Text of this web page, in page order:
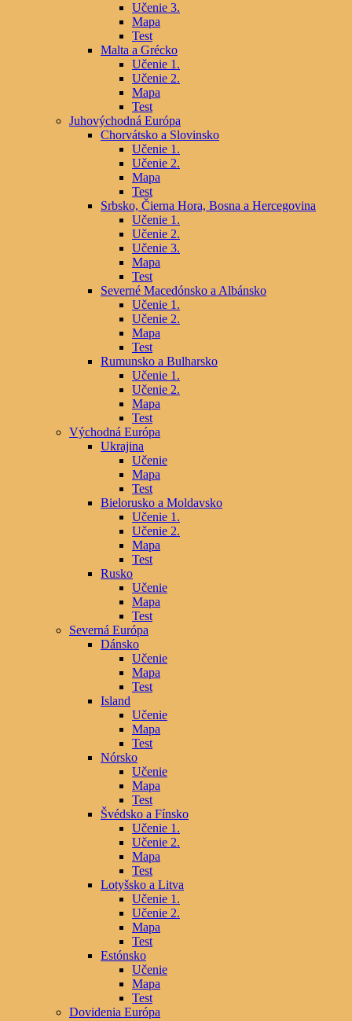
Učenie 3.
Mapa
Test
Malta a Grécko
Učenie 1.
Učenie 2.
Mapa
Test
Juhovýchodná Európa
Chorvátsko a Slovinsko
Učenie 1.
Učenie 2.
Mapa
Test
Srbsko, Čierna Hora, Bosna a Hercegovina
Učenie 1.
Učenie 2.
Učenie 3.
Mapa
Test
Severné Macedónsko a Albánsko
Učenie 1.
Učenie 2.
Mapa
Test
Rumunsko a Bulharsko
Učenie 1.
Učenie 2.
Mapa
Test
Východná Európa
Ukrajina
Učenie
Mapa
Test
Bielorusko a Moldavsko
Učenie 1.
Učenie 2.
Mapa
Test
Rusko
Učenie
Mapa
Test
Severná Európa
Dánsko
Učenie
Mapa
Test
Island
Učenie
Mapa
Test
Nórsko
Učenie
Mapa
Test
Švédsko a Fínsko
Učenie 1.
Učenie 2.
Mapa
Test
Lotyšsko a Litva
Učenie 1.
Učenie 2.
Mapa
Test
Estónsko
Učenie
Mapa
Test
Dovidenia Európa